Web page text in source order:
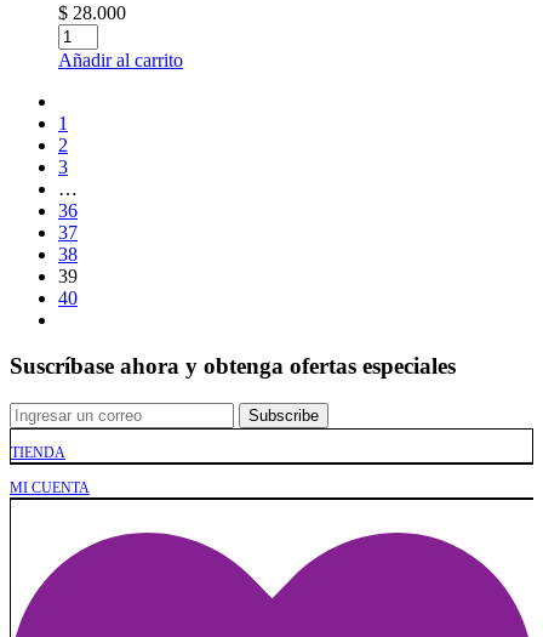
$ 28.000
Cantidad:
Añadir al carrito
1
2
3
…
36
37
38
39
40
Suscríbase ahora y obtenga ofertas especiales
TIENDA
MI CUENTA